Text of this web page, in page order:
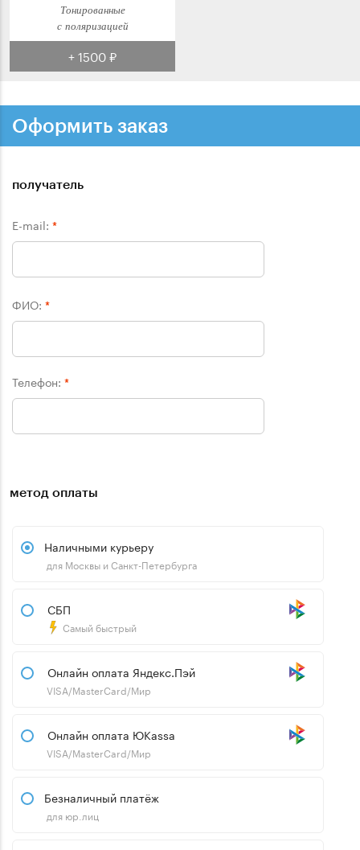
Тонированные
с поляризацией
+ 1500 ₽
Оформить заказ
получатель
E-mail: *
ФИО: *
Телефон: *
метод оплаты
Наличными курьеру
для Москвы и Санкт-Петербурга
СБП
Самый быстрый
Онлайн оплата Яндекс.Пэй
VISA/MasterCard/Мир
Онлайн оплата ЮKassa
VISA/MasterCard/Мир
Безналичный платёж
для юр.лиц